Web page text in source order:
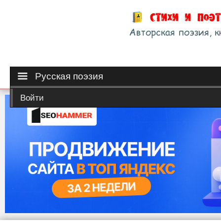
Русская поэзия
Войти